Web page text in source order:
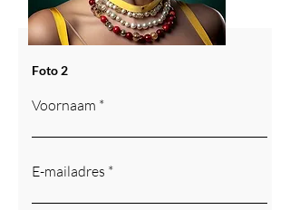
Foto 2
Voornaam
E-mailadres